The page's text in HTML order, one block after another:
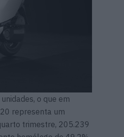
o que em
representa um
trimestre, 205.239